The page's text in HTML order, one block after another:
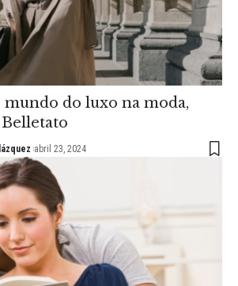
do luxo na moda,
abril 23, 2024